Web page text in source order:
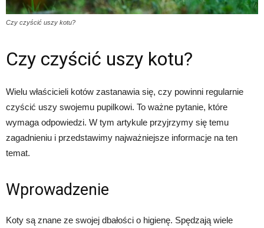
Czy czyścić uszy kotu?
Czy czyścić uszy kotu?
Wielu właścicieli kotów zastanawia się, czy powinni regularnie
czyścić uszy swojemu pupilkowi. To ważne pytanie, które
wymaga odpowiedzi. W tym artykule przyjrzymy się temu
zagadnieniu i przedstawimy najważniejsze informacje na ten
temat.
Wprowadzenie
Koty są znane ze swojej dbałości o higienę. Spędzają wiele